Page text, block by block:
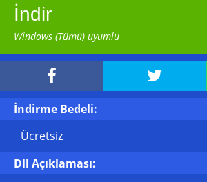
İndir
Windows (Tümü) uyumlu
 
İndirme Bedeli:
Ücretsiz
Dll Açıklaması: